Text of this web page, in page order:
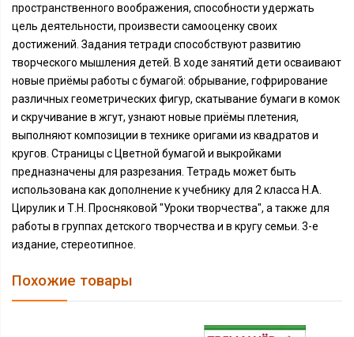
пространственного воображения, способности удержать
цель деятельности, произвести самооценку своих
достижений. Задания тетради способствуют развитию
творческого мышления детей. В ходе занятий дети осваивают
новые приёмы работы с бумагой: обрывание, гофрирование
различных геометрических фигур, скатывание бумаги в комок
и скручивание в жгут, узнают новые приёмы плетения,
выполняют композиции в технике оригами из квадратов и
кругов. Страницы с Цветной бумагой и выкройками
предназначены для разрезания. Тетрадь может быть
использована как дополнение к учебнику для 2 класса Н.А.
Цирулик и Т.Н. Просняковой "Уроки творчества", а также для
работы в группах детского творчества и в кругу семьи. 3-е
издание, стереотипное.
Похожие товары